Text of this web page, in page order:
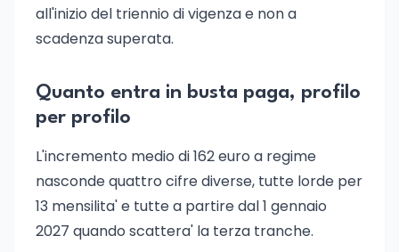
all'inizio del triennio di vigenza e non a
scadenza superata.
Quanto entra in busta paga, profilo
per profilo
L'incremento medio di 162 euro a regime
nasconde quattro cifre diverse, tutte lorde per
13 mensilita' e tutte a partire dal 1 gennaio
2027 quando scattera' la terza tranche.